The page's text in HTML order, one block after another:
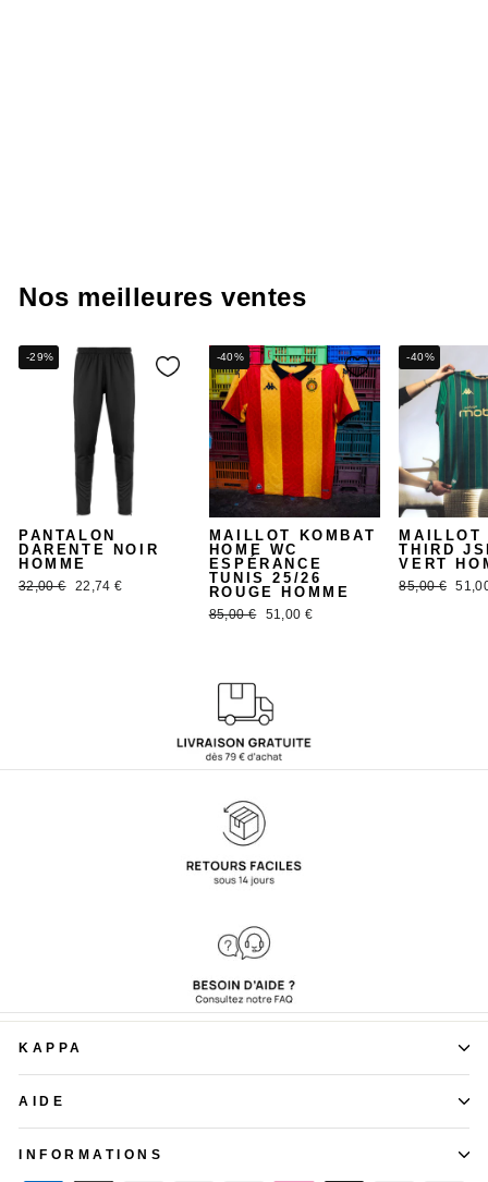
Nos meilleures ventes
-29%
PANTALON
DARENTE NOIR
HOMME
Prix
32,00 €
Prix
22,74 €
-40%
MAILLOT KOMBAT
HOME WC
ESPÉRANCE
TUNIS 25/26
ROUGE HOMME
Prix
85,00 €
Prix
51,00 €
-40%
MAILLOT
THIRD
VERT
Prix
85,00 € Prix
KAPPA
AIDE
INFORMATIONS